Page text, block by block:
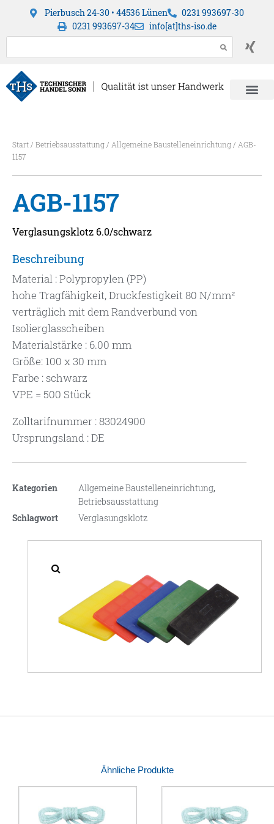
Pierbusch 24-30 • 44536 Lünen
0231 993697-30
0231 993697-34
info[at]ths-iso.de
Start/ Betriebsausstattung/ Allgemeine Baustelleneinrichtung/ AGB-
1157
AGB-1157
Verglasungsklotz 6.0/schwarz
Beschreibung
Material : Polypropylen (PP)
hohe Tragfähigkeit, Druckfestigkeit 80 N/mm²
verträglich mit dem Randverbund von
Isolierglasscheiben
Materialstärke : 6.00 mm
Größe: 100 x 30 mm
Farbe : schwarz
VPE = 500 Stück
Zolltarifnummer : 83024900
Ursprungsland : DE
Kategorien Allgemeine Baustelleneinrichtung,
Betriebsausstattung
Schlagwort
Verglasungsklotz
Ähnliche Produkte